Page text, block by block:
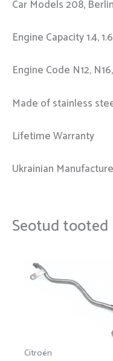
Car Models 208,
Engine Capacity 1.4,
Engine Code N12,
Made of stainless
Lifetime Warranty
Ukrainian
Seotud tooted
Citroën